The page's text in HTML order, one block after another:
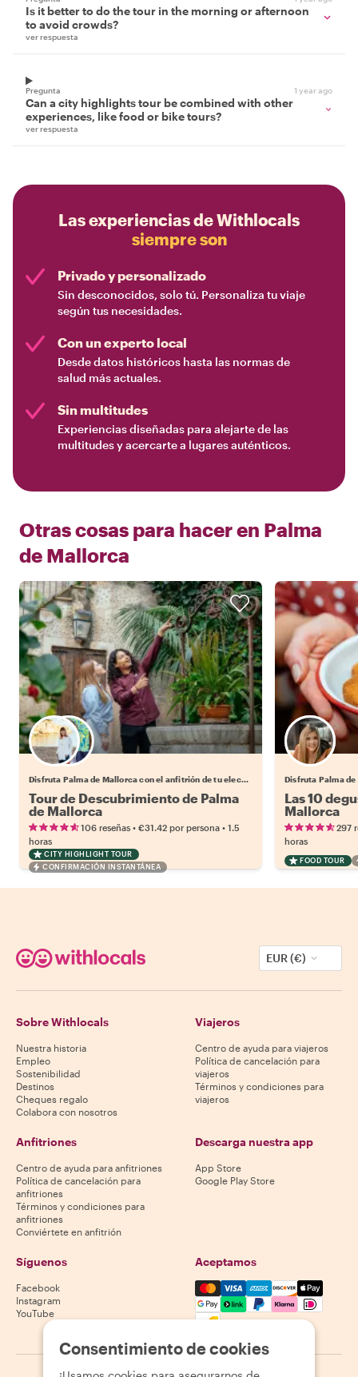
Is it better to do the tour in the morning or afternoon
to avoid crowds?
ver respuesta
Pregunta 1 year ago
Can a city highlights tour be combined with other
experiences, like food or bike tours?
ver respuesta
Las experiencias de Withlocals
siempre son
Privado y personalizado
Sin desconocidos, solo tú. Personaliza tu viaje
según tus necesidades.
Con un experto local
Desde datos históricos hasta las normas de
salud más actuales.
Sin multitudes
Experiencias diseñadas para alejarte de las
multitudes y acercarte a lugares auténticos.
Otras cosas para hacer en Palma
de Mallorca
Elige tu local favorito
Disfruta Palma de Mallorca con el anfitrión de tu elección.
Tour de Descubrimiento de Palma
de Mallorca
106 reseñas • €31.42 por persona • 1.5
horas
CITY HIGHLIGHT TOUR
CONFIRMACIÓN INSTANTÁNEA
Las 10
Mallorca
297
horas
FOOD TOUR
EUR (€)
Sobre Withlocals
Nuestra historia
Empleo
Sostenibilidad
Destinos
Cheques regalo
Colabora con nosotros
Viajeros
Centro de ayuda para viajeros
Política de cancelación para
viajeros
Términos y condiciones para
viajeros
Anfitriones
Centro de ayuda para anfitriones
Política de cancelación para
anfitriones
Términos y condiciones para
anfitriones
Conviértete en anfitrión
Descarga nuestra app
App Store
Google Play Store
Síguenos
Facebook
Instagram
YouTube
Aceptamos
Mastercard, Visa, Amex,
Consentimiento de cookies